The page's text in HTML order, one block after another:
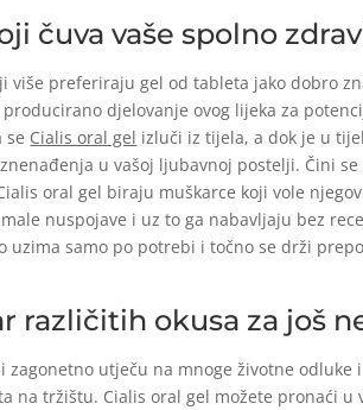
čuva vaše spolno
više preferiraju gel od tableta jako dobro
djelovanje ovog lijeka za
se Cialis oral gel izluči iz tijela, a dok je u
u vašoj ljubavnoj postelji. Čini
oral gel biraju muškarce koji vole
nuspojave i uz to ga nabavljaju bez
uzima samo po potrebi i točno se drži
različitih okusa za još
zagonetno utječu na mnoge životne
na tržištu. Cialis oral gel možete pronaći